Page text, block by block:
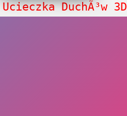
Ucieczka DuchÃ³w 3D